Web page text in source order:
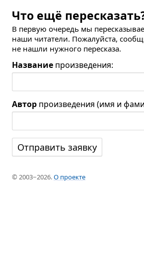
Что ещё
В первую очередь мы
наши читатели. Пожалуйста,
не нашли нужного пересказа.
Название произведения:
Автор произведения (имя и
© 2003−2026.О проекте